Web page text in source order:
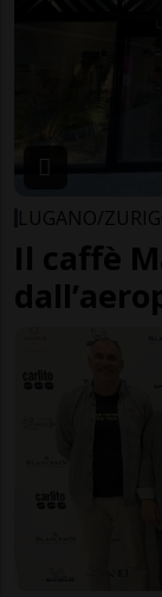
LUGANO/
Il caffè